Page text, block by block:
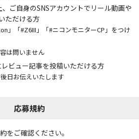
ご自身のSNSアカウントでリール動画や
ただける方
」「#Z6III」「#ニコンモニターCP」をつけ
は問いません
ビュー記事を投稿いただける方
日お伝えいたします
応募規約
をご確認ください。